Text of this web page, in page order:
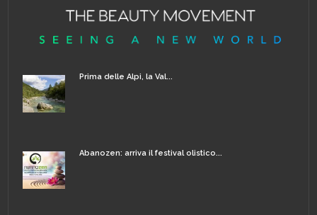
Prima delle Alpi, la Val...
Abanozen: arriva il festival olistico...